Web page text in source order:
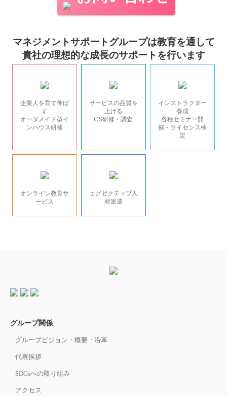
マネジメントサポートグループは教育を通して
貴社の理想的な成長のサポートを行います
企業人を育て伸ば
す
オーダメイド型イ
ンハウス研修
サービスの品質を
上げる
CS研修・調査
インストラクター
養成
各種セミナー開
催・ライセンス検
定
オンライン教育サ
ービス
エグゼクティブ人
材派遣
グループ関係
グループビジョン・概要・沿革
代表挨拶
SDGsへの取り組み
アクセス